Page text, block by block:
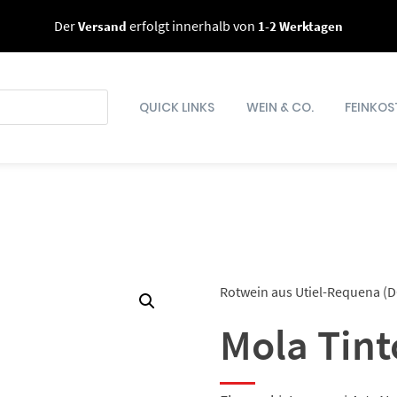
DerVersand erfolgt innerhalb von 1-2 Werktagen
QUICK LINKS WEIN & CO.
Rotwein aus Utiel-Requena
Mola